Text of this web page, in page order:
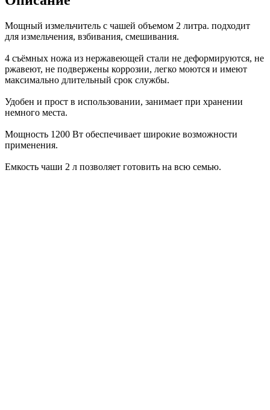
Мощный измельчитель с чашей объемом 2 литра. подходит
для измельчения, взбивания, смешивания.
4 съёмных ножа из нержавеющей стали не деформируются, не
ржавеют, не подвержены коррозии, легко моются и имеют
максимально длительный срок службы.
Удобен и прост в использовании, занимает при хранении
немного места.
Мощность 1200 Вт обеспечивает широкие возможности
применения.
Емкость чаши 2 л позволяет готовить на всю семью.